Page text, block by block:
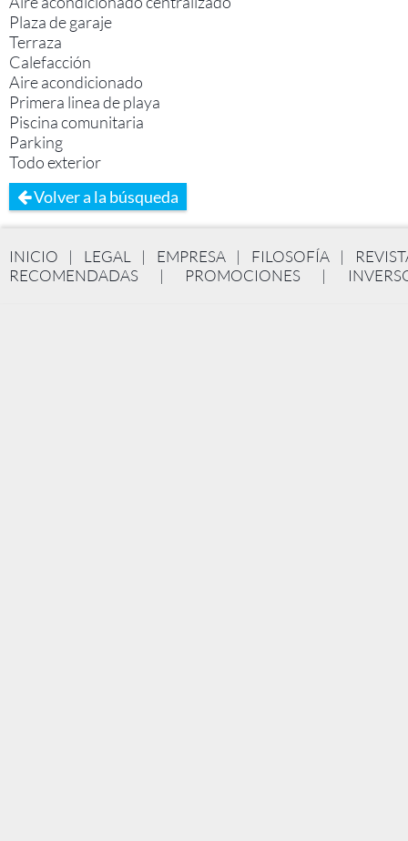
Plaza de garaje
Terraza
Calefacción
Aire acondicionado
Primera linea de playa
Piscina comunitaria
Parking
Todo exterior
Volver a la búsqueda
INICIO | LEGAL | EMPRESA | FILOSOFÍA |
RECOMENDADAS
| PROMOCIONES |